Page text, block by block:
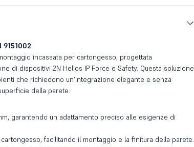
incassata per cartongesso, progettata
di dispositivi 2N Helios IP Force e Safety. Questa soluzione
che richiedono un'integrazione elegante e senza
della parete.
garantendo un adattamento preciso alle esigenze di
facilitando il montaggio e la finitura della parete.